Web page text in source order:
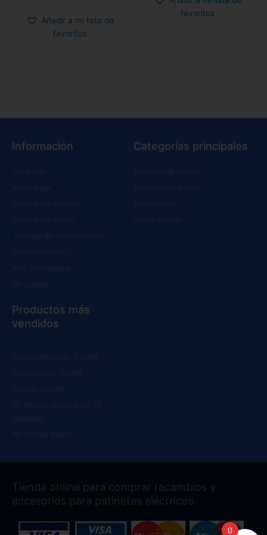
Añadir a mi lista de
favoritos
favoritos
Información Categorías principales
Productos más
vendidos
Tienda online para comprar recambios y
accesorios para patinetes eléctricos.
0